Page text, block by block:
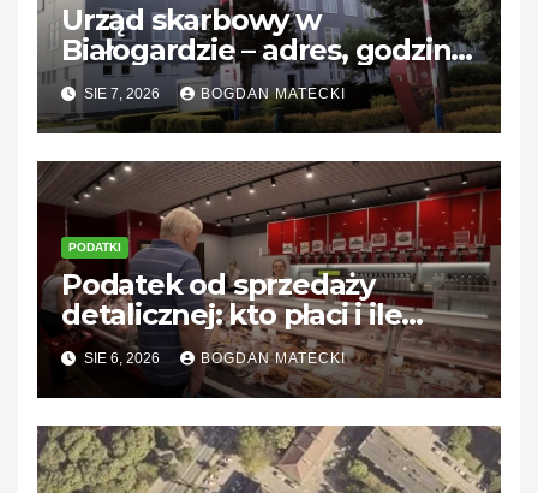
Urząd skarbowy w
Białogardzie – adres, godziny
i kontakt
SIE 7, 2026 BOGDAN MATECKI
PODATKI
Podatek od sprzedaży
detalicznej: kto płaci i ile
wynosi?
SIE 6, 2026 BOGDAN MATECKI